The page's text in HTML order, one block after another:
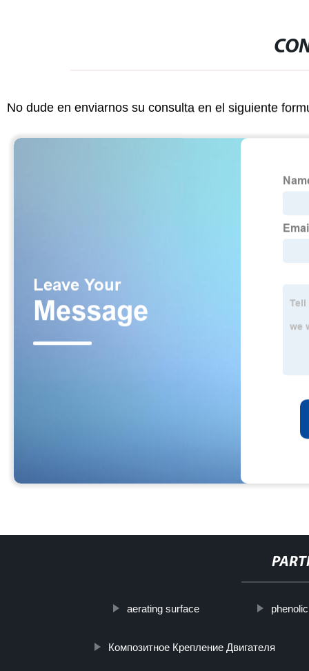
No dude en enviarnos su consulta en el siguiente
aerating surface
Композитное Крепление Двигателя